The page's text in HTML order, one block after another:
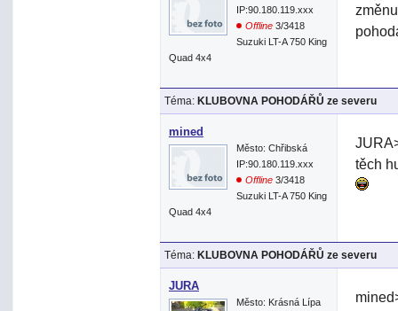
IP:90.180.119.xxx
Offline 3/3418
Suzuki LT-A 750 King
Quad 4x4
Téma: KLUBOVNA POHODÁŘŮ ze severu
mined
Město: Chřibská
IP:90.180.119.xxx
Offline 3/3418
Suzuki LT-A 750 King
Quad 4x4
těch
Téma: KLUBOVNA POHODÁŘŮ ze severu
JURA
Město: Krásná Lípa